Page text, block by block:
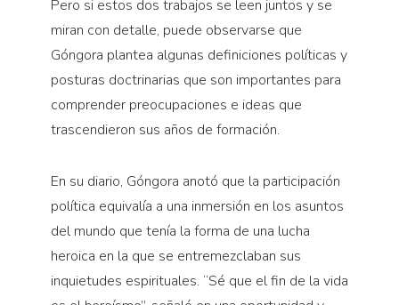
Pero si estos dos trabajos se leen juntos y se
miran con detalle, puede observarse que
Góngora plantea algunas definiciones políticas y
posturas doctrinarias que son importantes para
comprender preocupaciones e ideas que
trascendieron sus años de formación.
En su diario, Góngora anotó que la participación
política equivalía a una inmersión en los asuntos
del mundo que tenía la forma de una lucha
heroica en la que se entremezclaban sus
inquietudes espirituales. “Sé que el fin de la vida